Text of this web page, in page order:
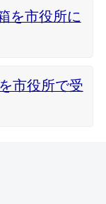
を市役所に
市役所で受